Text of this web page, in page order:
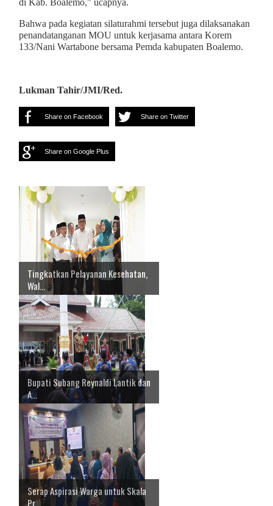
Bahwa pada kegiatan silaturahmi tersebut juga dilaksanakan
penandatanganan MOU untuk kerjasama antara Korem
133/Nani Wartabone bersama Pemda kabupaten Boalemo.
Lukman Tahir/JMI/Red.
Share on Facebook Share on Twitter
Share on Google Plus
Tingkatkan Pelayanan Kesehatan,
Wal...
Bupati Subang Reynaldi Lantik dan
A...
Serap Aspirasi Warga untuk Skala
Pr...